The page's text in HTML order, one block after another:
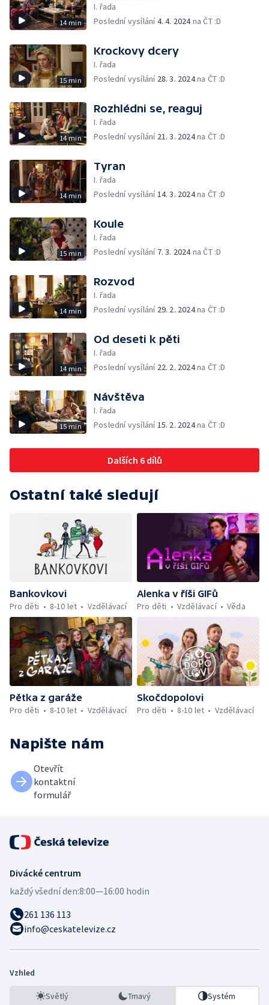
14 min
I. řada
Poslední vysílání4. 4. 2024na ČT :D
15 min
Krockovy dcery
I. řada
Poslední vysílání 28. 3. 2024na ČT :D
14 min
Rozhlédni se, reaguj
I. řada
Poslední vysílání 21. 3. 2024na ČT :D
14 min
Tyran
I. řada
Poslední vysílání14. 3. 2024na ČT :D
15 min
Koule
I. řada
Poslední vysílání 7. 3. 2024na ČT :D
14 min
Rozvod
I. řada
Poslední vysílání 29. 2. 2024na ČT :D
14 min
Od deseti k pěti
I. řada
Poslední vysílání 22. 2. 2024na ČT :D
15 min
Návštěva
I. řada
Poslední vysílání15. 2. 2024na ČT :D
Dalších 6 dílů
Ostatní také sledují
Bankovkovi
Pro děti
8-10 let Vzdělávací
Alenka v říši GIFů
Pro děti
Vzdělávací Věda
Pětka z garáže
Pro děti
8-10 let Vzdělávací
Skočdopolovi
Pro děti
8-10 let Vzdělávací
Napište nám
Otevřít
kontaktní
formulář
Divácké centrum
každý všední den:8:00—16:00 hodin
261 136 113
info@ceskatelevize.cz
Vzhled
Světlý Tmavý Systém